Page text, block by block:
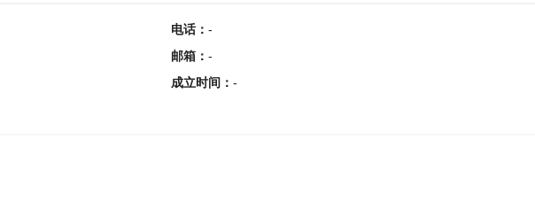
电话： -
邮箱 ： -
成立时间 ： -